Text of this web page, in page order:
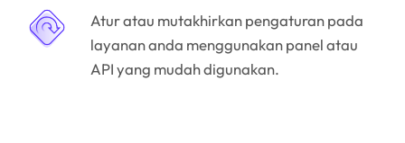
Atur atau mutakhirkan pengaturan pada
layanan anda menggunakan panel atau
API yang mudah digunakan.